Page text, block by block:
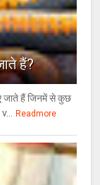
हैं?
जाते हैं जिनमें से कुछ
Readmore